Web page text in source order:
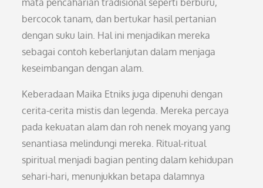
mata pencaharian tradisional seperti berburu,
bercocok tanam, dan bertukar hasil pertanian
dengan suku lain. Hal ini menjadikan mereka
sebagai contoh keberlanjutan dalam menjaga
keseimbangan dengan alam.
Keberadaan Maika Etniks juga dipenuhi dengan
cerita-cerita mistis dan legenda. Mereka percaya
pada kekuatan alam dan roh nenek moyang yang
senantiasa melindungi mereka. Ritual-ritual
spiritual menjadi bagian penting dalam kehidupan
sehari-hari, menunjukkan betapa dalamnya